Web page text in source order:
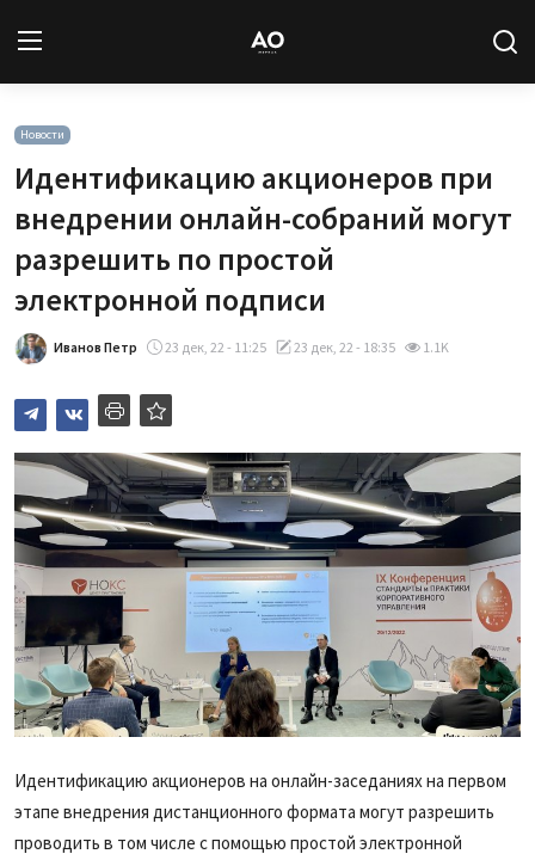
Новости
Статьи
База знаний
Подписка
Новости
Идентификацию акционеров при
внедрении онлайн-собраний могут
разрешить по простой
электронной подписи
Иванов Петр 23 дек, 22 - 11:25 23 дек, 22 - 18:35 1.1K
Идентификацию акционеров на онлайн-заседаниях на первом
этапе внедрения дистанционного формата могут разрешить
проводить в том числе с помощью простой электронной